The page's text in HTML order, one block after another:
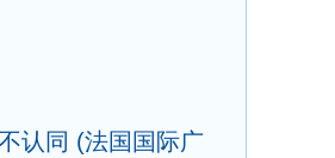
认同 (法国国际广